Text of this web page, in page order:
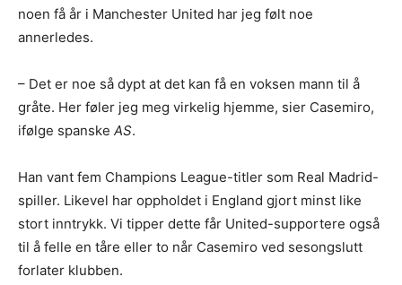
noen få år i Manchester United har jeg følt noe
annerledes.
– Det er noe så dypt at det kan få en voksen mann til å
gråte. Her føler jeg meg virkelig hjemme, sier Casemiro,
ifølge spanske AS.
Han vant fem Champions League-titler som Real Madrid-
spiller. Likevel har oppholdet i England gjort minst like
stort inntrykk. Vi tipper dette får United-supportere også
til å felle en tåre eller to når Casemiro ved sesongslutt
forlater klubben.